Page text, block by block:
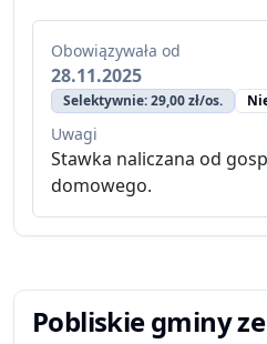
Obowiązywała od
28.11.2025
Selektywnie: 29,00 zł/os.
Uwagi
Stawka naliczana od
domowego.
Pobliskie gminy